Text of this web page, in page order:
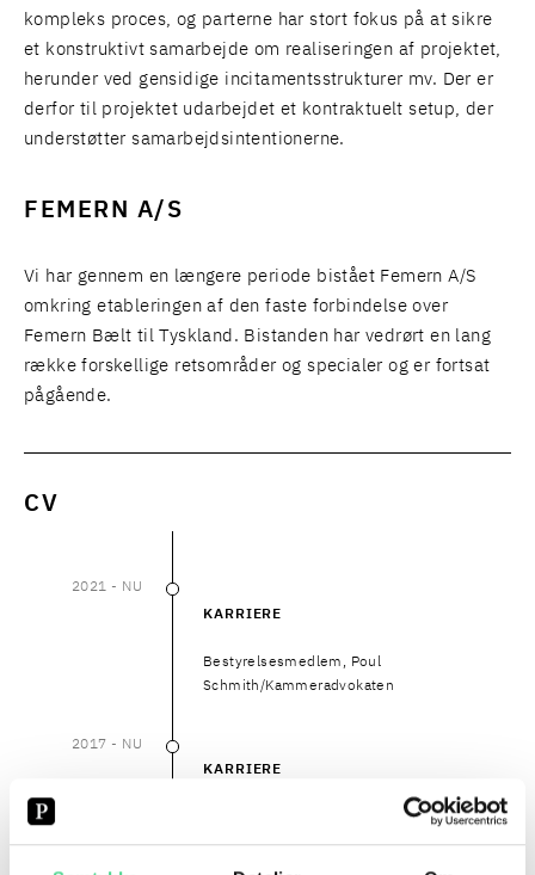
kompleks proces, og parterne har stort fokus på at sikre
et konstruktivt samarbejde om realiseringen af projektet,
herunder ved gensidige incitamentsstrukturer mv. Der er
derfor til projektet udarbejdet et kontraktuelt setup, der
understøtter samarbejdsintentionerne.
FEMERN A/S
Vi har gennem en længere periode bistået Femern A/S
omkring etableringen af den faste forbindelse over
Femern Bælt til Tyskland. Bistanden har vedrørt en lang
række forskellige retsområder og specialer og er fortsat
pågående.
CV
2021 - NU
KARRIERE
Bestyrelsesmedlem, Poul
Schmith/Kammeradvokaten
2017 - NU
KARRIERE